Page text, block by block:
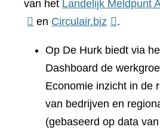
van het Landelijk Meldpunt
en Circulair.biz (verwijst
een
andere
website)
.
Op De Hurk biedt via
Dashboard de
Economie inzicht in de
van bedrijven en
(gebaseerd op data